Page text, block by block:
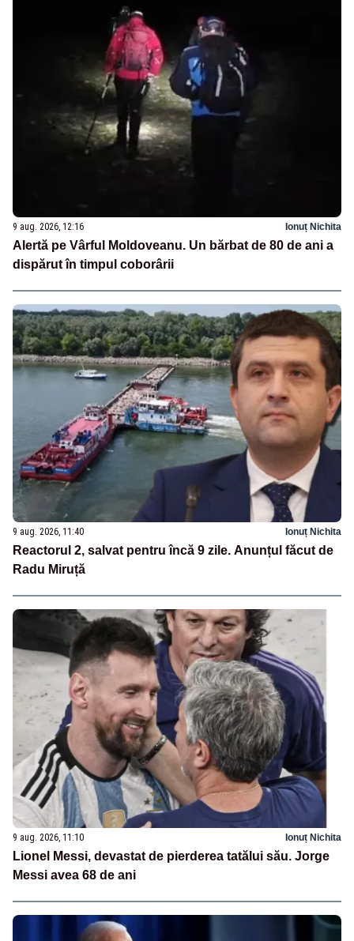
9 aug. 2026, 12:16 Ionuț Nichita
Alertă pe Vârful Moldoveanu. Un bărbat de 80 de ani a
dispărut în timpul coborârii
9 aug. 2026, 11:40 Ionuț Nichita
Reactorul 2, salvat pentru încă 9 zile. Anunțul făcut de
Radu Miruță
9 aug. 2026, 11:10 Ionuț Nichita
Lionel Messi, devastat de pierderea tatălui său. Jorge
Messi avea 68 de ani